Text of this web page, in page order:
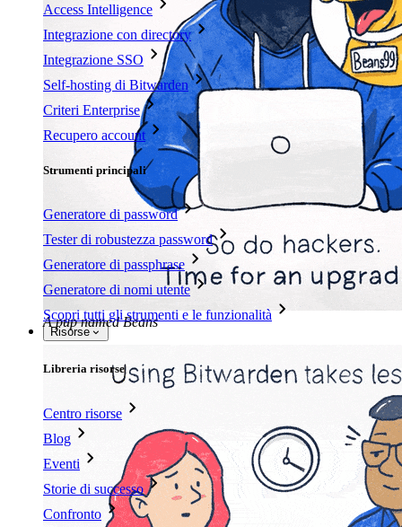
Access Intelligence
Integrazione con directory
Integrazione SSO
Self-hosting di Bitwarden
Criteri Enterprise
Recupero account
Strumenti principali
Generatore di password
Tester di robustezza password
Generatore di passphrase
Generatore di nomi utente
Scopri tutti gli strumenti e le funzionalità
Risorse
Libreria risorse
Centro risorse
Blog
Eventi
Storie di successo
Confronto
A pup named Beans